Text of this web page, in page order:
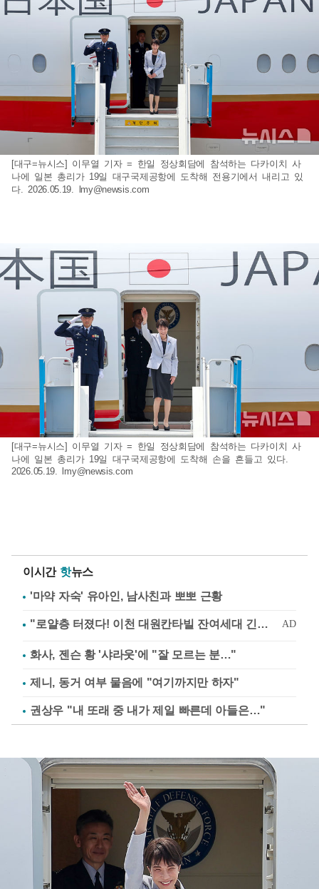
[대구=뉴시스] 이무열 기자 = 한일 정상회담에 참석하는 다카이치 사
나에 일본 총리가 19일 대구국제공항에 도착해 전용기에서 내리고 있
다. 2026.05.19. lmy@newsis.com
[대구=뉴시스] 이무열 기자 = 한일 정상회담에 참석하는 다카이치 사
나에 일본 총리가 19일 대구국제공항에 도착해 손을 흔들고 있다.
2026.05.19.
lmy@newsis.com
이시간 핫뉴스
'마약 자숙' 유아인, 남사친과 뽀뽀 근황
화사, 젠슨 황 '샤라웃'에 "잘 모르는 분…"
제니, 동거 여부 물음에 "여기까지만 하자"
권상우 "내 또래 중 내가 제일 빠른데 아들은…"